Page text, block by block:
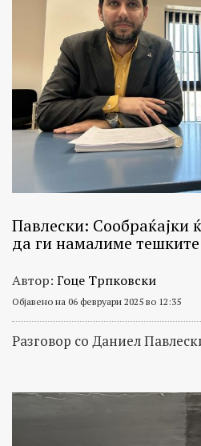
Павлески: Сообраќајки
да ги намалиме
Автор: Гоце Трпковски
Објавено на 06 февруари 2025 во 12:35
Разговор со Даниел